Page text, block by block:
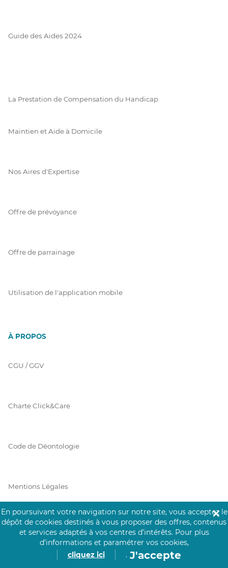
Guide des Aides 2024
La Prestation de Compensation du Handicap
Maintien et Aide à Domicile
Nos Aires d'Expertise
Offre de prévoyance
Offre de parrainage
Utilisation de l'application mobile
À PROPOS
CGU / GGV
Charte Click&Care
Code de Déontologie
Mentions Légales
Prérequis Click&Care
En poursuivant votre navigation sur notre site, vous acceptez le
dépôt de cookies destinés à vous proposer des offres, contenus
et services adaptés à vos centres d’intérêts. Pour plus
d’informations et paramétrer vos cookies,
cliquez ici
. J'accepte
✕